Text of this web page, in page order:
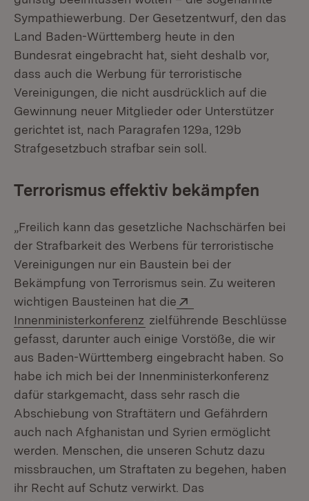
Sympathiewerbung. Der Gesetzentwurf, den das
Land Baden-Württemberg heute in den
Bundesrat eingebracht hat, sieht deshalb vor,
dass auch die Werbung für terroristische
Vereinigungen, die nicht ausdrücklich auf die
Gewinnung neuer Mitglieder oder Unterstützer
gerichtet ist, nach Paragrafen 129a, 129b
Strafgesetzbuch strafbar sein soll.
Terrorismus effektiv bekämpfen
„Freilich kann das gesetzliche Nachschärfen bei
der Strafbarkeit des Werbens für terroristische
Vereinigungen nur ein Baustein bei der
Bekämpfung von Terrorismus sein. Zu weiteren
wichtigen Bausteinen hat die
Innenministerkonferenz (Öffnet in neuem Fenster)
zielführende Beschlüsse
gefasst, darunter auch einige Vorstöße, die wir
aus Baden-Württemberg eingebracht haben. So
habe ich mich bei der Innenministerkonferenz
dafür starkgemacht, dass sehr rasch die
Abschiebung von Straftätern und Gefährdern
auch nach Afghanistan und Syrien ermöglicht
werden. Menschen, die unseren Schutz dazu
missbrauchen, um Straftaten zu begehen, haben
ihr Recht auf Schutz verwirkt. Das